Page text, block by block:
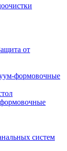
от
формовочные
систем